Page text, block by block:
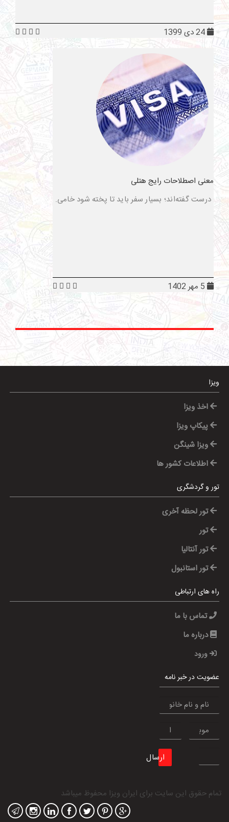
معنی اصطلاحات رایج هتلی
درست گفته‌اند؛ بسیار سفر باید تا پخته شود خامی.
ویزا
اخذ ویزا
پیکاپ ویزا
ویزا شینگن
اطلاعات کشور ها
تور و گردشگری
تور لحظه آخری
تور
تور آنتالیا
تور استانبول
راه های ارتباطی
تماس با ما
درباره ما
ورود
عضویت در خبر نامه
ارسال
تمام حقوق این سایت برای ایران ویزا محفوظ میباشد